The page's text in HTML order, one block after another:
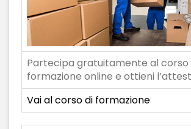
Partecipa gratuitamente al corso
formazione online e ottieni
Vai al corso di formazione